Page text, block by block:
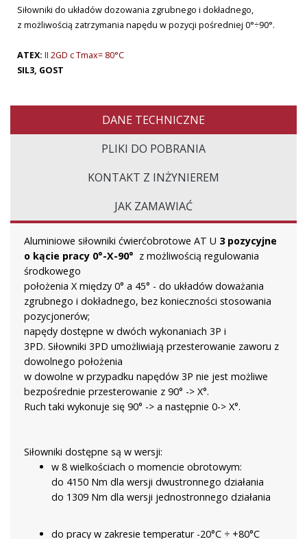
Siłowniki do układów dozowania zgrubnego i dokładnego,
z możliwością zatrzymania napędu w pozycji pośredniej 0°÷90°.
ATEX: II 2GD c Tmax= 80°C
SIL3, GOST
DANE TECHNICZNE
PLIKI DO POBRANIA
KONTAKT Z INŻYNIEREM
JAK ZAMAWIAĆ
Aluminiowe siłowniki ćwierćobrotowe AT U 3 pozycyjne
o kącie pracy 0°-X-90° z możliwością regulowania
środkowego
położenia X między 0° a 45° - do układów doważania
zgrubnego i dokładnego, bez konieczności stosowania
pozycjonerów;
napędy dostępne w dwóch wykonaniach 3P i
3PD. Siłowniki 3PD umożliwiają przesterowanie zaworu z
dowolnego położenia
w dowolne w przypadku napędów 3P nie jest możliwe
bezpośrednie przesterowanie z 90° -> X°.
Ruch taki wykonuje się 90° -> a następnie 0-> X°.
Siłowniki dostępne są w wersji:
w 8 wielkościach o momencie obrotowym:
do 4150 Nm dla wersji dwustronnego działania
do 1309 Nm dla wersji jednostronnego działania
do pracy w zakresie temperatur -20°C ÷ +80°C